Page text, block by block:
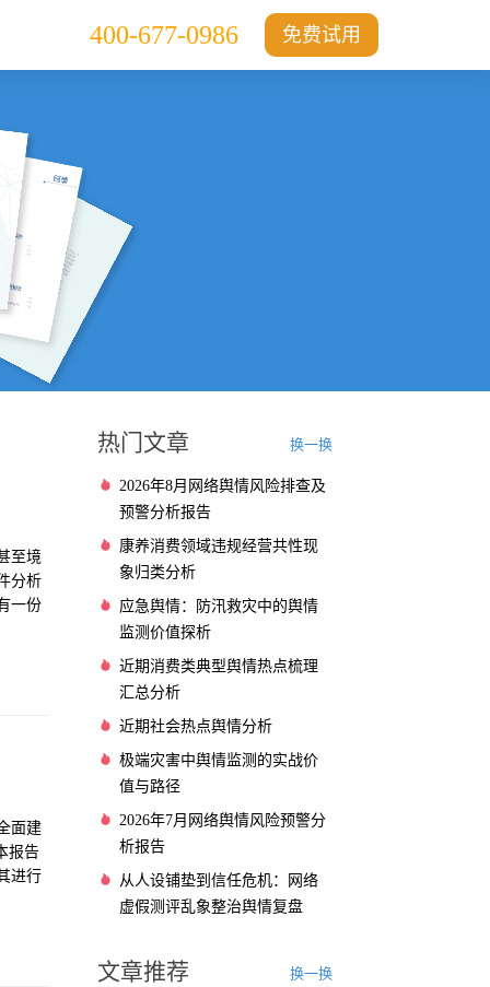
免费试用
400-677-0986
至境
分析
一份
面建
报告
进行
多
热门文章 换一换
2026年8月网络舆情风险排查及
预警分析报告
康养消费领域违规经营共性现
象归类分析
应急舆情：防汛救灾中的舆情
监测价值探析
近期消费类典型舆情热点梳理
汇总分析
近期社会热点舆情分析
极端灾害中舆情监测的实战价
值与路径
2026年7月网络舆情风险预警分
析报告
从人设铺垫到信任危机：网络
虚假测评乱象整治舆情复盘
文章推荐 换一换